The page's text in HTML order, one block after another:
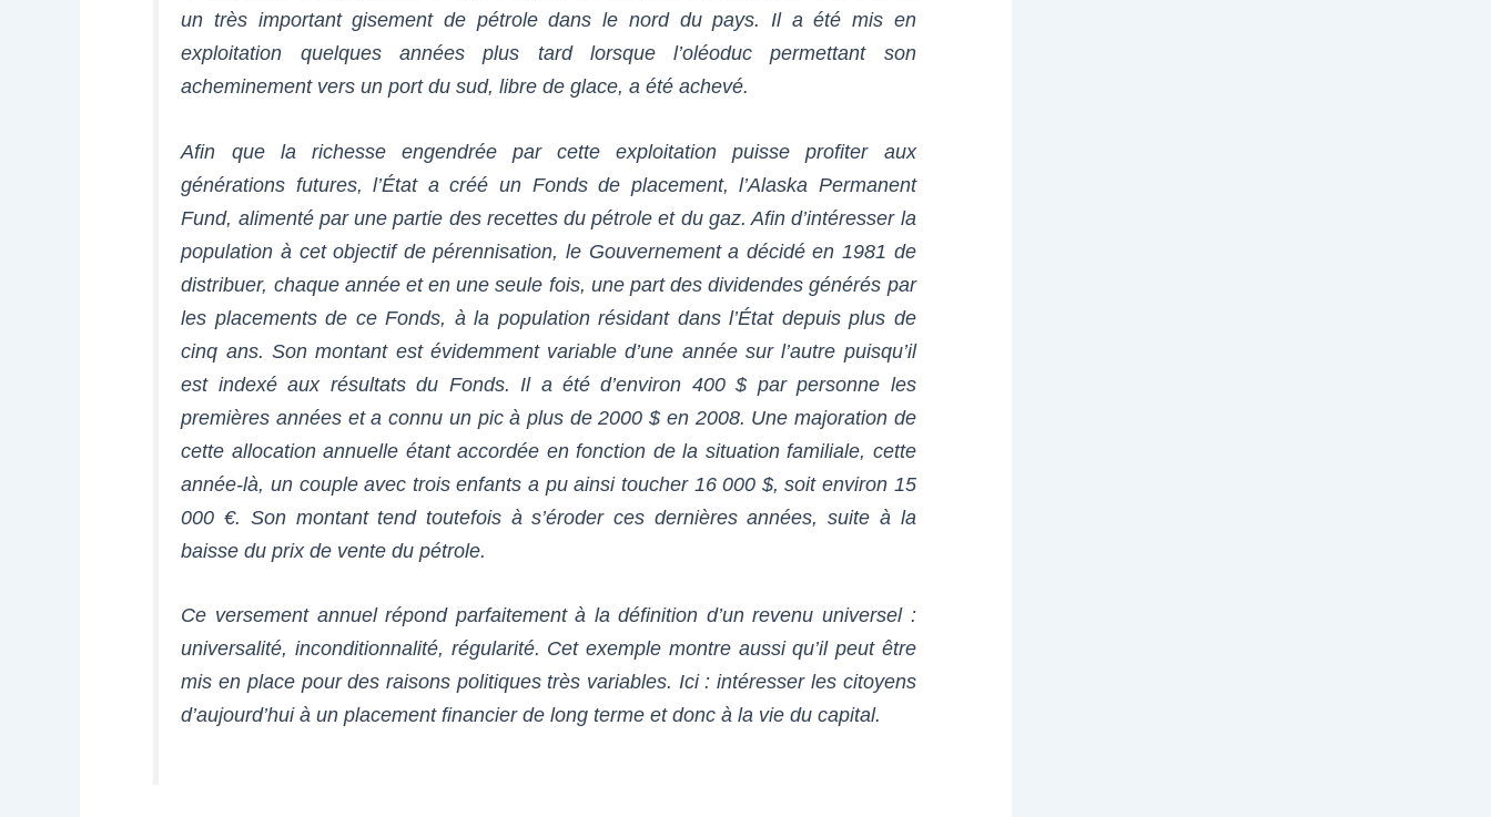
un très important gisement de pétrole dans le nord du pays. Il a été mis en
exploitation quelques années plus tard lorsque l’oléoduc permettant son
acheminement vers un port du sud, libre de glace, a été achevé.
Afin que la richesse engendrée par cette exploitation puisse profiter aux
générations futures, l’État a créé un Fonds de placement, l’Alaska Permanent
Fund, alimenté par une partie des recettes du pétrole et du gaz. Afin d’intéresser la
population à cet objectif de pérennisation, le Gouvernement a décidé en 1981 de
distribuer, chaque année et en une seule fois, une part des dividendes générés par
les placements de ce Fonds, à la population résidant dans l’État depuis plus de
cinq ans. Son montant est évidemment variable d’une année sur l’autre puisqu’il
est indexé aux résultats du Fonds. Il a été d’environ 400 $ par personne les
premières années et a connu un pic à plus de 2000 $ en 2008. Une majoration de
cette allocation annuelle étant accordée en fonction de la situation familiale, cette
année-là, un couple avec trois enfants a pu ainsi toucher 16 000 $, soit environ 15
000 €. Son montant tend toutefois à s’éroder ces dernières années, suite à la
baisse du prix de vente du pétrole.
Ce versement annuel répond parfaitement à la définition d’un revenu universel :
universalité, inconditionnalité, régularité. Cet exemple montre aussi qu’il peut être
mis en place pour des raisons politiques très variables. Ici : intéresser les citoyens
d’aujourd’hui à un placement financier de long terme et donc à la vie du capital.